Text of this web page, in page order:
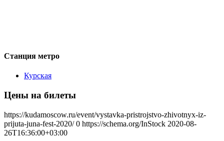
Станция метро
Курская
Цены на билеты
https://kudamoscow.ru/event/vystavka-pristrojstvo-zhivotnyx-iz-
prijuta-juna-fest-2020/ 0 https://schema.org/InStock 2020-08-
26T16:36:00+03:00